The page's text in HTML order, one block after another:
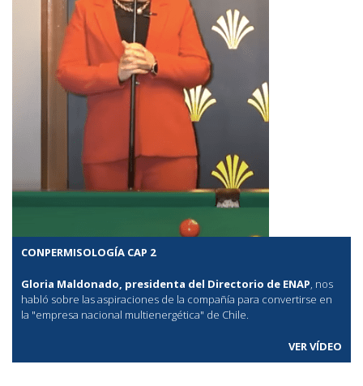
CONPERMISOLOGÍA CAP 2
Gloria Maldonado, presidenta del Directorio de ENAP, nos
habló sobre las aspiraciones de la compañía para convertirse en
la "empresa nacional multienergética" de Chile.
VER VÍDEO